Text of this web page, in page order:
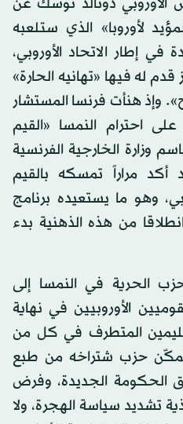
الأوروبي دونالد توسك عن
لأوروبا» الذي ستلعبه
في إطار الاتحاد الأوروبي،
له فيها «تهانيه الحارة»
وإذ هنأت فرنسا المستشار
احترام النمسا «القيم
وزارة الخارجية الفرنسية
أكد مراراً تمسكه بالقيم
وهو ما يستعيده برنامج
من هذه الذهنية بدء
الحرية في النمسا إلى
الأوروبيين في نهاية
المتطرف في كل من
وتمكّن حزب شتراخه من طبع
الحكومة الجديدة، وفرض
تشديد سياسة الهجرة، ولا